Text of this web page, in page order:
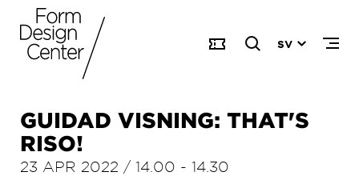
SV
GUIDAD VISNING: THAT'S
RISO!
23 APR 2022 / 14.00 - 14.30